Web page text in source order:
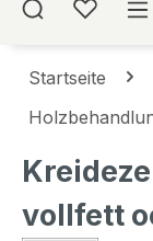
Startseite
vollfett